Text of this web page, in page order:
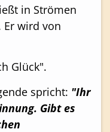
in Strömen
Er wird von
Glück".
spricht: "Ihr
Gibt es